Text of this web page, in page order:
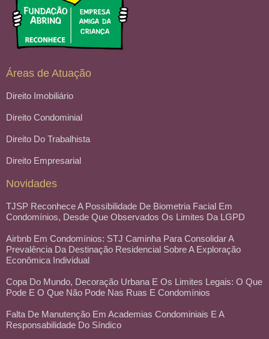
Áreas de Atuação
Direito Imobiliário
Direito Condominial
Direito Do Trabalhista
Direito Empresarial
Novidades
TJSP Reconhece A Possibilidade De Biometria Facial Em
Condomínios, Desde Que Observados Os Limites Da LGPD
Airbnb Em Condomínios: STJ Caminha Para Consolidar A
Prevalência Da Destinação Residencial Sobre A Exploração
Econômica Individual
Copa Do Mundo, Decoração Urbana E Os Limites Legais: O Que
Pode E O Que Não Pode Nas Ruas E Condomínios
Falta De Manutenção Em Academias Condominiais E A
Responsabilidade Do Síndico